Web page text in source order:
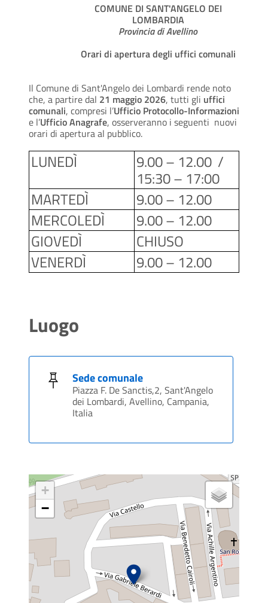
COMUNE DI SANT'ANGELO DEI
LOMBARDIA
Provincia di Avellino
Orari di apertura degli uffici comunali
Il Comune di Sant'Angelo dei Lombardi rende noto
che, a partire dal 21 maggio 2026, tutti gli uffici
comunali, compresi l’Ufficio Protocollo-Informazioni
e l’Ufficio Anagrafe, osserveranno i seguenti nuovi
orari di apertura al pubblico.
LUNEDÌ 9.00 – 12.00 /
15:30 – 17:00
MARTEDÌ
9.00 – 12.00
MERCOLEDÌ
9.00 – 12.00
GIOVEDÌ
CHIUSO
VENERDÌ
9.00 – 12.00
Luogo
Sede comunale
Piazza F. De Sanctis,2, Sant'Angelo
dei Lombardi, Avellino, Campania,
Italia
+
−